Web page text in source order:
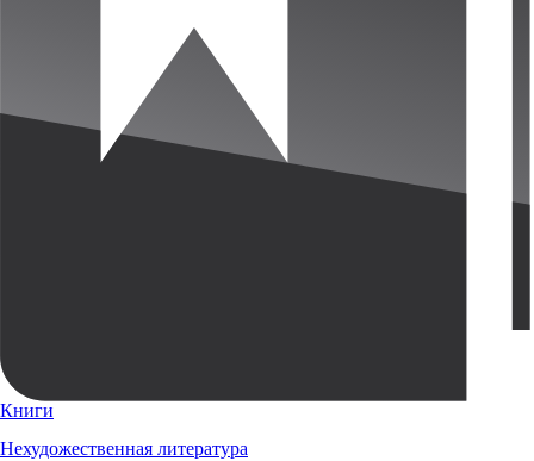
Книги
Нехудожественная литература